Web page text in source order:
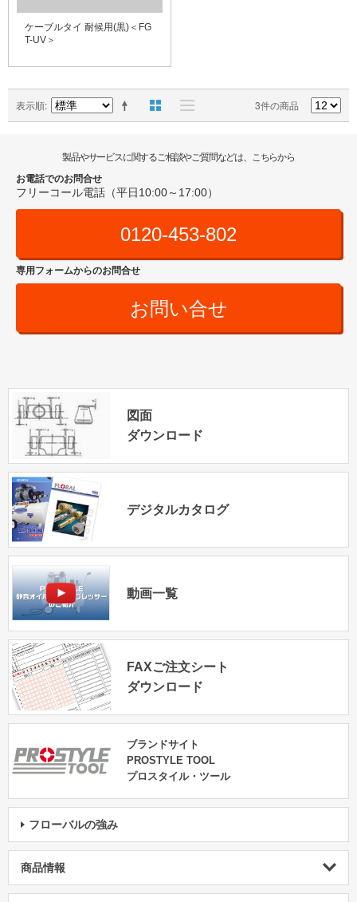
ケーブルタイ 耐候用(黒)＜FG
T-UV＞
表示順 3件の商品
製品やサービスに関するご相談やご質問などは、こちらから
お電話でのお問合せ
フリーコール電話（平日10:00～17:00）
0120-453-802
専用フォームからのお問合せ
お問い合せ
図面
ダウンロード
デジタルカタログ
動画一覧
FAXご注文シート
ダウンロード
ブランドサイト
PROSTYLE TOOL
プロスタイル・ツール
フローバルの強み
商品情報